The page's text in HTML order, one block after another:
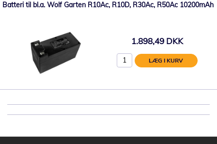
Batteri til bl.a. Wolf Garten R10Ac, R10D, R30Ac, R50Ac 10200mAh
1.898,49 DKK
LÆG I KURV